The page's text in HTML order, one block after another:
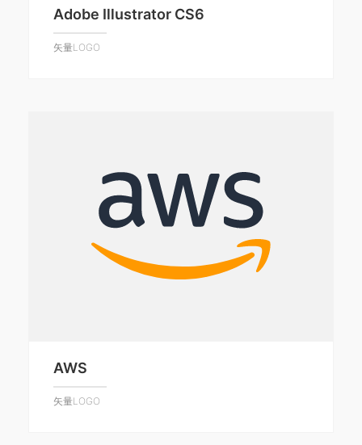
Adobe Illustrator CS6
矢量LOGO
AWS
矢量LOGO